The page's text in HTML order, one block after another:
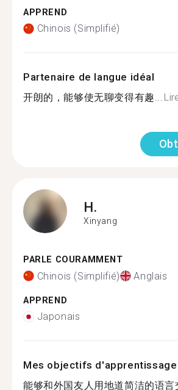
APPREND
Chinois (Simplifié)
Partenaire de langue idéal
开朗的，能够使无聊变得有趣...
H.
Xinyang
PARLE COURAMMENT
Chinois (Simplifié) Anglais
APPREND
Japonais
Mes objectifs d'apprentissage
能够和外国友人用地道简洁的语言